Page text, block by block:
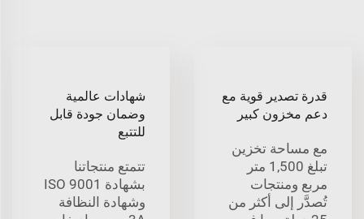
قدرة تصدير قوية مع
دعم مخزون كبير
مع مساحة تخزين
تبلغ 1,500 متر
مربع ومنتجات
تُصدَّر إلى أكثر من
شهادات عالمية
وضمان جودة قابل
للتتبع
تتمتع منتجاتنا
بشهادة ISO 9001
وشهادة النظافة